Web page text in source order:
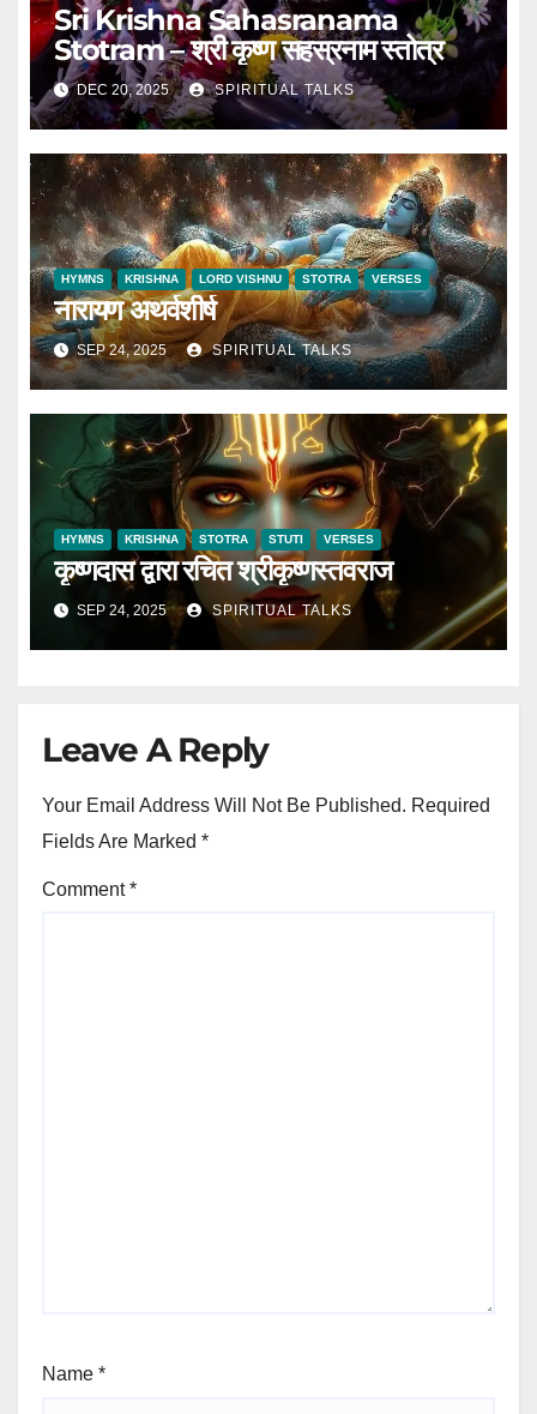
Sri Krishna Sahasranama
Stotram – श्री कृष्ण सहस्रनाम स्तोत्र
DEC 20, 2025 SPIRITUAL TALKS
HYMNS KRISHNA LORD VISHNU STOTRA VERSES
नारायण अथर्वशीर्ष
SEP 24, 2025 SPIRITUAL TALKS
HYMNS KRISHNA STOTRA STUTI VERSES
कृष्णदास द्वारा रचित श्रीकृष्णस्तवराज
SEP 24, 2025 SPIRITUAL TALKS
Leave A Reply
Your Email Address Will Not Be Published. Required
Fields Are Marked *
Comment*
Name *